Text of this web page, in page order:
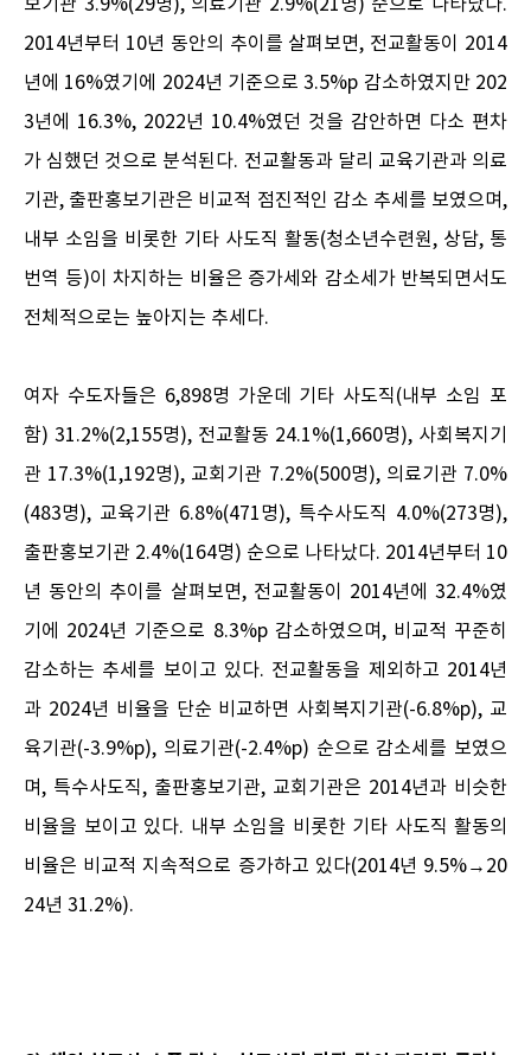
보기관 3.9%(29명), 의료기관 2.9%(21명) 순으로 나타났다.
2014년부터 10년 동안의 추이를 살펴보면, 전교활동이 2014
년에 16%였기에 2024년 기준으로 3.5%p 감소하였지만 202
3년에 16.3%, 2022년 10.4%였던 것을 감안하면 다소 편차
가 심했던 것으로 분석된다. 전교활동과 달리 교육기관과 의료
기관, 출판홍보기관은 비교적 점진적인 감소 추세를 보였으며,
내부 소임을 비롯한 기타 사도직 활동(청소년수련원, 상담, 통
번역 등)이 차지하는 비율은 증가세와 감소세가 반복되면서도
전체적으로는 높아지는 추세다.
여자 수도자들은 6,898명 가운데 기타 사도직(내부 소임 포
함) 31.2%(2,155명), 전교활동 24.1%(1,660명), 사회복지기
관 17.3%(1,192명), 교회기관 7.2%(500명), 의료기관 7.0%
(483명), 교육기관 6.8%(471명), 특수사도직 4.0%(273명),
출판홍보기관 2.4%(164명) 순으로 나타났다. 2014년부터 10
년 동안의 추이를 살펴보면, 전교활동이 2014년에 32.4%였
기에 2024년 기준으로 8.3%p 감소하였으며, 비교적 꾸준히
감소하는 추세를 보이고 있다. 전교활동을 제외하고 2014년
과 2024년 비율을 단순 비교하면 사회복지기관(-6.8%p), 교
육기관(-3.9%p), 의료기관(-2.4%p) 순으로 감소세를 보였으
며, 특수사도직, 출판홍보기관, 교회기관은 2014년과 비슷한
비율을 보이고 있다. 내부 소임을 비롯한 기타 사도직 활동의
비율은 비교적 지속적으로 증가하고 있다(2014년 9.5%→20
24년 31.2%).